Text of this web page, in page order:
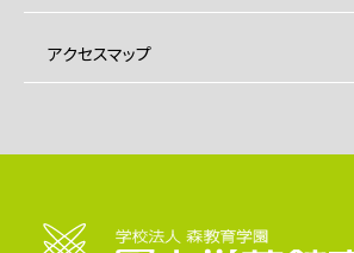
アクセスマップ